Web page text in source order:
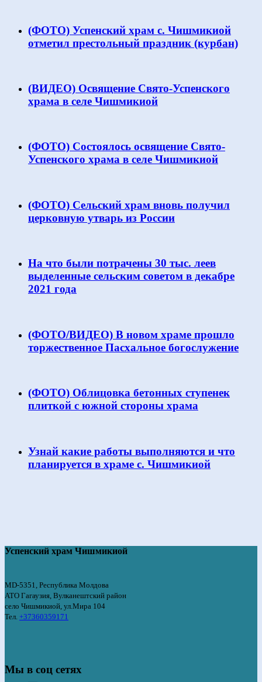
(ФОТО) Успенский храм с. Чишмикиой
отметил престольный праздник (курбан)
(ВИДЕО) Освящение Свято-Успенского
храма в селе Чишмикиой
(ФОТО) Состоялось освящение Свято-
Успенского храма в селе Чишмикиой
(ФОТО) Сельский храм вновь получил
церковную утварь из России
На что были потрачены 30 тыс. леев
выделенные сельским советом в декабре
2021 года
(ФОТО/ВИДЕО) В новом храме прошло
торжественное Пасхальное богослужение
(ФОТО) Облицовка бетонных ступенек
плиткой с южной стороны храма
Узнай какие работы выполняются и что
планируется в храме с. Чишмикиой
Успенский храм Чишмикиой
MD-5351, Республика Молдова
АТО Гагаузия, Вулканештский район
село Чишмикиой, ул.Мира 104
Тел. +37360359171
Мы в соц сетях